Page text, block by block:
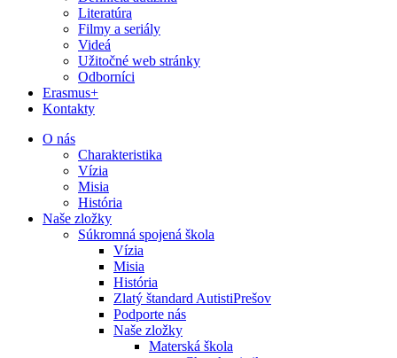
Literatúra
Filmy a seriály
Videá
Užitočné web stránky
Odborníci
Erasmus+
Kontakty
O nás
Charakteristika
Vízia
Misia
História
Naše zložky
Súkromná spojená škola
Vízia
Misia
História
Zlatý štandard AutistiPrešov
Podporte nás
Naše zložky
Materská škola